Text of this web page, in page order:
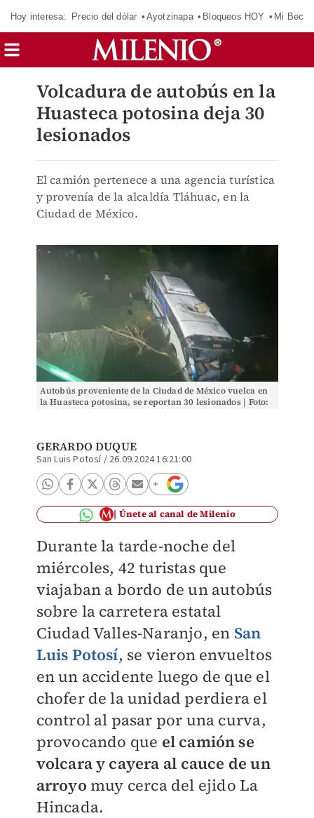
Hoy interesa: Precio del dólar Ayotzinapa Bloqueos HOY Mi Beca
Volcadura de autobús en la
Huasteca potosina deja 30
lesionados
El camión pertenece a una agencia turística
y provenía de la alcaldía Tláhuac, en la
Ciudad de México.
Autobús proveniente de la Ciudad de México vuelca en
la Huasteca potosina, se reportan 30 lesionados | Foto:
GERARDO DUQUE
San Luis Potosí/ 26.09.2024 16:21:00
Únete al canal de Milenio
Durante la tarde-noche del
miércoles, 42 turistas que
viajaban a bordo de un autobús
sobre la carretera estatal
Ciudad Valles-Naranjo, en San
Luis Potosí, se vieron envueltos
en un accidente luego de que el
chofer de la unidad perdiera el
control al pasar por una curva,
provocando que el camión se
volcara y cayera al cauce de un
arroyo muy cerca del ejido La
Hincada.